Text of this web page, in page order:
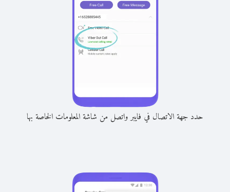
حدد جهة الاتصال في فايبر واتصل من شاشة المعلومات الخاصة بها